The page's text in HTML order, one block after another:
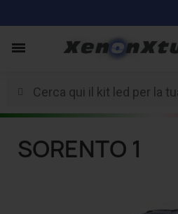
SORENTO 1